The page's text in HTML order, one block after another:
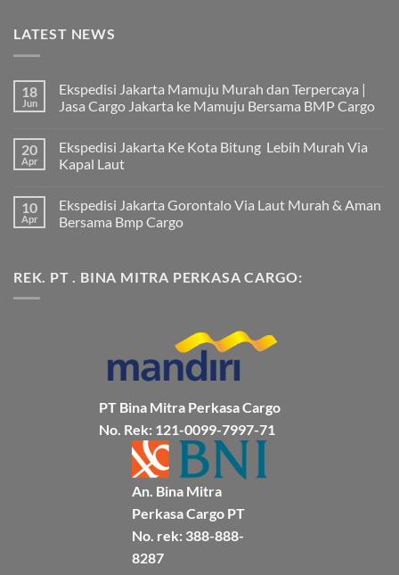
LATEST NEWS
18
Jun
Ekspedisi Jakarta Mamuju Murah dan Terpercaya |
Jasa Cargo Jakarta ke Mamuju Bersama BMP Cargo
komentar
pada
Ekspedisi
Murah
dan
Terpercaya
Jakarta
ke
20
Apr
Ekspedisi Jakarta Ke Kota Bitung Lebih Murah Via
Kapal Laut
komentar
pada
Ekspedisi
Bitung
Lebih
10
Apr
Ekspedisi Jakarta Gorontalo Via Laut Murah & Aman
Bersama Bmp Cargo
pada
Ekspedisi
REK. PT . BINA MITRA PERKASA CARGO:
PT Bina Mitra Perkasa Cargo
No. Rek: 121-0099-7997-71
An. Bina Mitra
Perkasa Cargo PT
No. rek: 388-888-
8287